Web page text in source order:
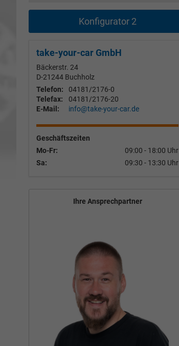
Konfigurator 2
take-your-car GmbH
Bäckerstr. 24
D-21244 Buchholz
Telefon:
04181/2176-0
Telefax:
04181/2176-20
E-Mail:
info@take-your-car.de
Geschäftszeiten
Mo-Fr:
09:00 - 18:00 Uhr
Sa:
09:30 - 13:30 Uhr
Ihre Ansprechpartner